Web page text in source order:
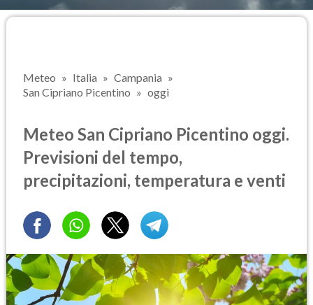
Meteo Italia
Campania
San Cipriano Picentino
oggi
Meteo San Cipriano Picentino oggi.
Previsioni del tempo,
precipitazioni, temperatura e venti